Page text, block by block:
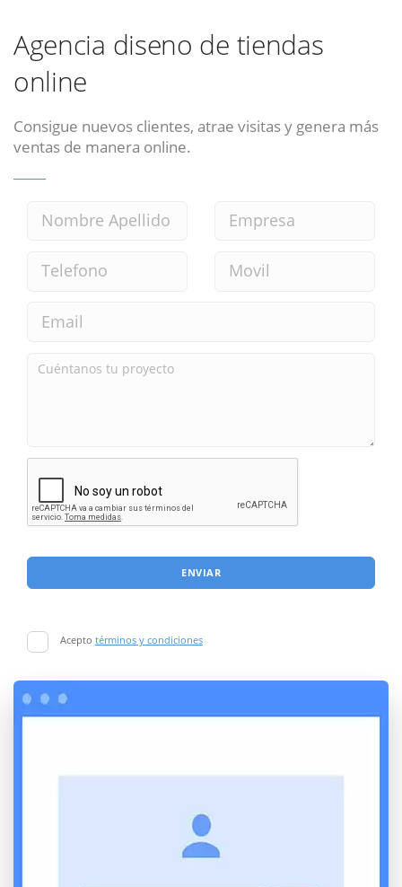
Agencia diseno de tiendas
online
Consigue nuevos clientes, atrae visitas y genera más
ventas de manera online.
ENVIAR
Acepto términos y condiciones